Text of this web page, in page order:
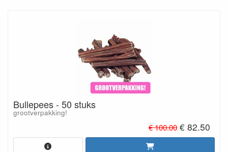
Bullepees - 50 stuks
grootverpakking!
€ 100.00€ 82.50